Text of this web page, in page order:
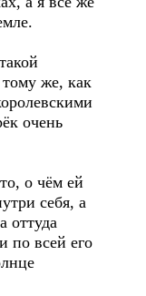
же, как
очень
о чём ей
себя, а
оттуда
по всей его